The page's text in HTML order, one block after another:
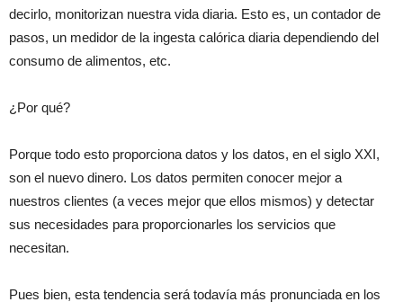
decirlo, monitorizan nuestra vida diaria. Esto es, un contador de
pasos, un medidor de la ingesta calórica diaria dependiendo del
consumo de alimentos, etc.
¿Por qué?
Porque todo esto proporciona datos y los datos, en el siglo XXI,
son el nuevo dinero. Los datos permiten conocer mejor a
nuestros clientes (a veces mejor que ellos mismos) y detectar
sus necesidades para proporcionarles los servicios que
necesitan.
Pues bien, esta tendencia será todavía más pronunciada en los